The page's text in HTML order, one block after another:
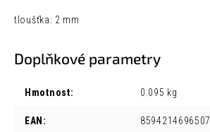
tloušťka: 2 mm
Doplňkové parametry
Hmotnost: 0.095 kg
EAN : 8594214696507